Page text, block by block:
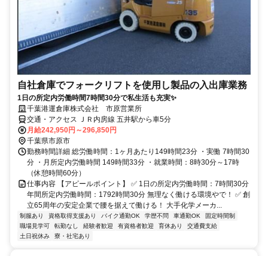
自社倉庫でフォークリフトを使用し製品の入出庫業務
1日の所定内労働時間7時間30分で私生活も充実✨
千葉港運倉庫株式会社 市原営業所
交通・アクセス ＪＲ内房線 五井駅から車5分
月給242,950円～296,850円
千葉県市原市
勤務時間詳細 総労働時間：1ヶ月あたり149時間23分 ・実働 7時間30
分 ・月所定内労働時間 149時間33分 ・就業時間：8時30分～17時
（休憩時間60分）
仕事内容 【アピールポイント】 ✅ 1日の所定内労働時間：7時間30分
年間所定内労働時間：1792時間30分 無理なく働ける環境やで！ ✅ 創
立65周年の安定企業で腰を据えて働ける！ 大手化学メーカ...
制服あり 資格取得支援あり バイク通勤OK 学歴不問 車通勤OK
固定時間制
職場見学可
転勤なし 経験者歓迎 有資格者歓迎 育休あり
交通費支給
土日祝休み
寮・社宅あり